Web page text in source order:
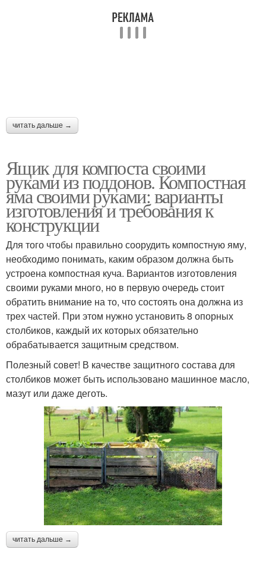
читать дальше →
Ящик для компоста своими
руками из поддонов. Компостная
яма своими руками: варианты
изготовления и требования к
конструкции
Для того чтобы правильно соорудить компостную яму,
необходимо понимать, каким образом должна быть
устроена компостная куча. Вариантов изготовления
своими руками много, но в первую очередь стоит
обратить внимание на то, что состоять она должна из
трех частей. При этом нужно установить 8 опорных
столбиков, каждый их которых обязательно
обрабатывается защитным средством.
Полезный совет! В качестве защитного состава для
столбиков может быть использовано машинное масло,
мазут или даже деготь.
читать дальше →